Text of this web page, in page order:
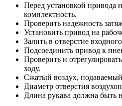
Перед установкой привода
комплектность.
Проверить надежность
Установить привод на
Залить в отверстие
Подсоединить привод к
Проверить и
ходу.
Сжатый воздух,
Диаметр отверстия
Длина рукава должна быть